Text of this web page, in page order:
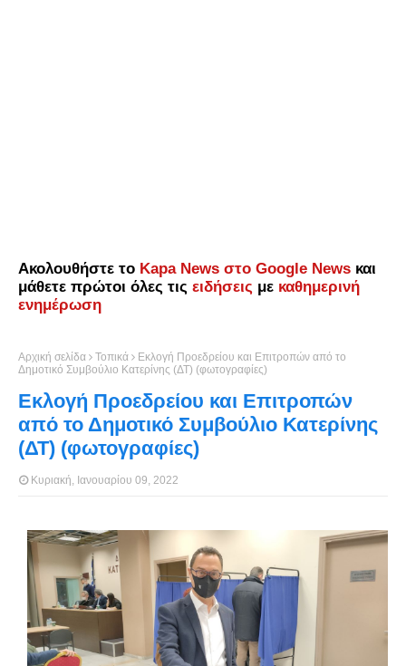
Ακολουθήστε το Kapa News στο Google News και
μάθετε πρώτοι όλες τις ειδήσεις με καθημερινή
ενημέρωση
Αρχική σελίδα Τοπικά
Εκλογή Προεδρείου και Επιτροπών από το
Δημοτικό Συμβούλιο Κατερίνης (ΔΤ) (φωτογραφίες)
Εκλογή Προεδρείου και Επιτροπών
από το Δημοτικό Συμβούλιο Κατερίνης
(ΔΤ) (φωτογραφίες)
Κυριακή, Ιανουαρίου 09, 2022